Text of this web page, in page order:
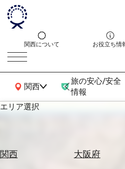
関西について お役立ち情
関西
関西広域MAP
旅の安心/安全
情報
エリア選択
関西 大阪府
エ